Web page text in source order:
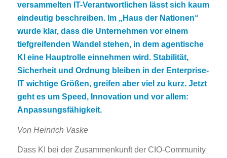
versammelten IT-Verantwortlichen lässt sich kaum
eindeutig beschreiben. Im „Haus der Nationen“
wurde klar, dass die Unternehmen vor einem
tiefgreifenden Wandel stehen, in dem agentische
KI eine Hauptrolle einnehmen wird. Stabilität,
Sicherheit und Ordnung bleiben in der Enterprise-
IT wichtige Größen, greifen aber viel zu kurz. Jetzt
geht es um Speed, Innovation und vor allem:
Anpassungsfähigkeit.
Von Heinrich Vaske
Dass KI bei der Zusammenkunft der CIO-Community